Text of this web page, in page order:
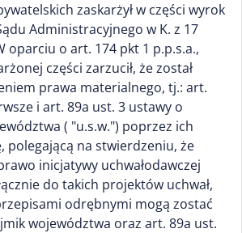
zaskarżył w części wyrok
Administracyjnego w K. z 17
oparciu o art. 174 pkt 1 p.p.s.a.,
części zarzucił, że został
prawa materialnego, tj.: art.
i art. 89a ust. 3 ustawy o
( "u.s.w.") poprzez ich
polegającą na stwierdzeniu, że
inicjatywy uchwałodawczej
do takich projektów uchwał,
odrębnymi mogą zostać
województwa oraz art. 89a ust.